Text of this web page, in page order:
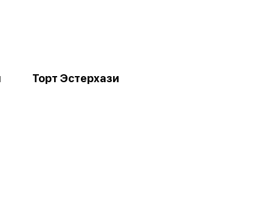
Торт Эстерхази